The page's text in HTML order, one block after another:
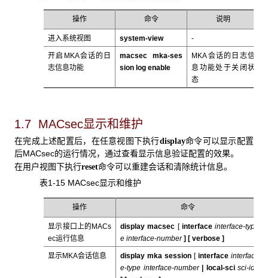
操作 命令 说明
进入系统视图 system-view -
开启MKA会话的日
志信息功能
macsec mka-ses
sion log enable
MKA会话的日志信
息功能处于关闭状
态
1.7 MACsec显示和维护
在完成上述配置后，在任意视图下执行display命令可以显示配置
后MACsec的运行情况，通过查看显示信息验证配置的效果。
在用户视图下执行reset命令可以重建会话和清除统计信息。
表1-15 MACsec显示和维护
操作 命令
显示接口上的MACs
ec运行信息
display macsec [interface interface-typ
e interface-number] [verbose]
显示MKA会话信息 display mka session [interface interfac
e-type interface-number| local-scisci-id